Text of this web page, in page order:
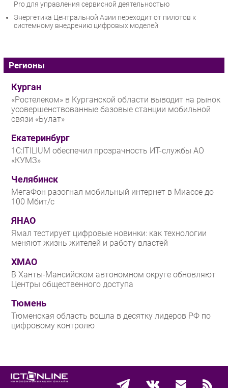
Pro для управления сервисной деятельностью
Энергетика Центральной Азии переходит от пилотов к
системному внедрению цифровых моделей
Регионы
Курган
«Ростелеком» в Курганской области выводит на рынок
усовершенствованные базовые станции мобильной
связи «Булат»
Екатеринбург
1С:ITILIUM обеспечил прозрачность ИТ-службы АО
«КУМЗ»
Челябинск
МегаФон разогнал мобильный интернет в Миассе до
100 Мбит/с
ЯНАО
Ямал тестирует цифровые новинки: как технологии
меняют жизнь жителей и работу властей
ХМАО
В Ханты-Мансийском автономном округе обновляют
Центры общественного доступа
Тюмень
Тюменская область вошла в десятку лидеров РФ по
цифровому контролю